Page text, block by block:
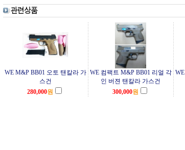
WE M&P BB01 오토 탠칼라 가
스건
WE 컴팩트 M&P BB01 리얼 각
인 버젼 탠칼라 가스건
280,000원 300,000원